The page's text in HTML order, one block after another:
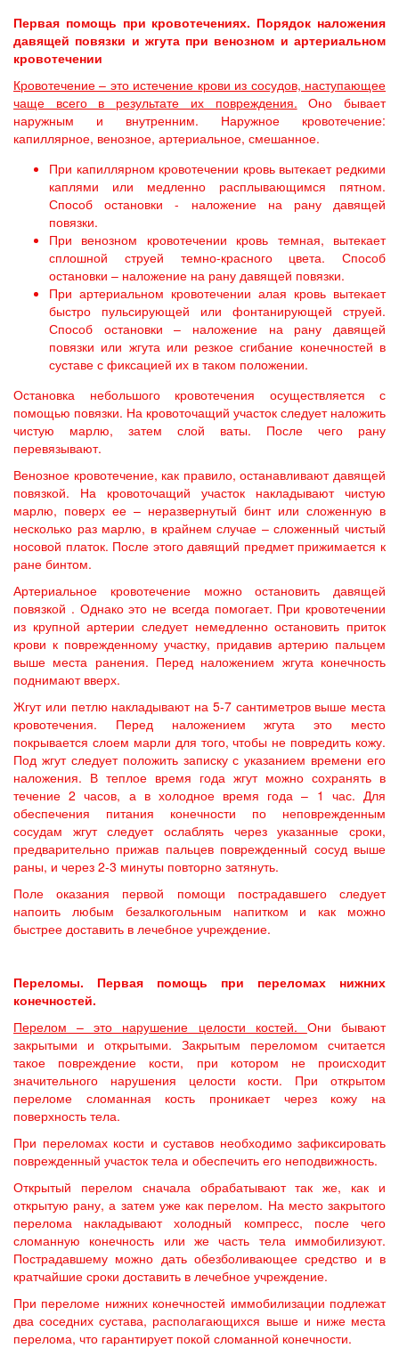
Первая помощь при кровотечениях. Порядок наложения
давящей повязки и жгута при венозном и артериальном
кровотечении
Кровотечение – это истечение крови из сосудов, наступающее
чаще всего в результате их повреждения. Оно бывает
наружным и внутренним. Наружное кровотечение:
капиллярное, венозное, артериальное, смешанное.
При капиллярном кровотечении кровь вытекает редкими
каплями или медленно расплывающимся пятном.
Способ остановки - наложение на рану давящей
повязки.
При венозном кровотечении кровь темная, вытекает
сплошной струей темно-красного цвета. Способ
остановки – наложение на рану давящей повязки.
При артериальном кровотечении алая кровь вытекает
быстро пульсирующей или фонтанирующей струей.
Способ остановки – наложение на рану давящей
повязки или жгута или резкое сгибание конечностей в
суставе с фиксацией их в таком положении.
Остановка небольшого кровотечения осуществляется с
помощью повязки. На кровоточащий участок следует наложить
чистую марлю, затем слой ваты. После чего рану
перевязывают.
Венозное кровотечение, как правило, останавливают давящей
повязкой. На кровоточащий участок накладывают чистую
марлю, поверх ее – неразвернутый бинт или сложенную в
несколько раз марлю, в крайнем случае – сложенный чистый
носовой платок. После этого давящий предмет прижимается к
ране бинтом.
Артериальное кровотечение можно остановить давящей
повязкой . Однако это не всегда помогает. При кровотечении
из крупной артерии следует немедленно остановить приток
крови к поврежденному участку, придавив артерию пальцем
выше места ранения. Перед наложением жгута конечность
поднимают вверх.
Жгут или петлю накладывают на 5-7 сантиметров выше места
кровотечения. Перед наложением жгута это место
покрывается слоем марли для того, чтобы не повредить кожу.
Под жгут следует положить записку с указанием времени его
наложения. В теплое время года жгут можно сохранять в
течение 2 часов, а в холодное время года – 1 час. Для
обеспечения питания конечности по неповрежденным
сосудам жгут следует ослаблять через указанные сроки,
предварительно прижав пальцев поврежденный сосуд выше
раны, и через 2-3 минуты повторно затянуть.
Поле оказания первой помощи пострадавшего следует
напоить любым безалкогольным напитком и как можно
быстрее доставить в лечебное учреждение.
Переломы. Первая помощь при переломах нижних
конечностей.
Перелом – это нарушение целости костей. Они бывают
закрытыми и открытыми. Закрытым переломом считается
такое повреждение кости, при котором не происходит
значительного нарушения целости кости. При открытом
переломе сломанная кость проникает через кожу на
поверхность тела.
При переломах кости и суставов необходимо зафиксировать
поврежденный участок тела и обеспечить его неподвижность.
Открытый перелом сначала обрабатывают так же, как и
открытую рану, а затем уже как перелом. На место закрытого
перелома накладывают холодный компресс, после чего
сломанную конечность или же часть тела иммобилизуют.
Пострадавшему можно дать обезболивающее средство и в
кратчайшие сроки доставить в лечебное учреждение.
При переломе нижних конечностей иммобилизации подлежат
два соседних сустава, располагающихся выше и ниже места
перелома, что гарантирует покой сломанной конечности.